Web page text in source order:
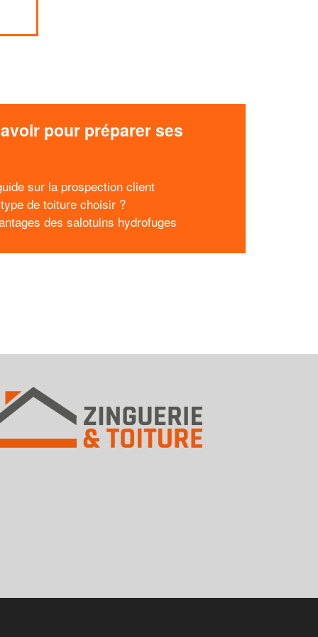
pour préparer ses
sur la prospection client
de toiture choisir ?
des salotuins hydrofuges